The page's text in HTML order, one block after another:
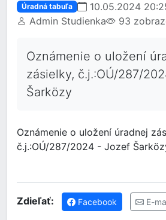
Úradná tabuľa
10.05.2024
Admin Studienka
93
Oznámenie o uložení
zásielky, č.j.:OÚ/287/
Šarközy
Oznámenie o uložení úradnej
č.j.:OÚ/287/2024 - Jozef
Zdieľať: Facebook E-